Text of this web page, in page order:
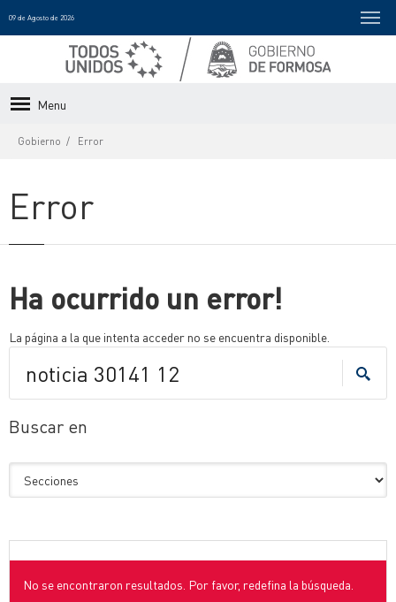
09 de Agosto de 2026
Menu
Gobierno Error
Error
Ha ocurrido un error!
La página a la que intenta acceder no se encuentra disponible.
Buscar en
No se encontraron resultados. Por favor, redefina la búsqueda.